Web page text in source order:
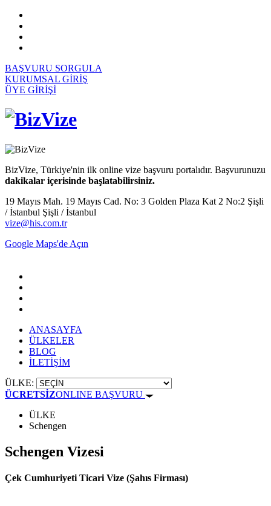
BAŞVURU SORGULA
KURUMSAL GİRİŞ
ÜYE GİRİŞİ
BizVize, Türkiye'nin ilk online vize başvuru portalıdır. Başvurunuzu
dakikalar içerisinde başlatabilirsiniz.
19 Mayıs Mah. 19 Mayıs Cad. No: 3 Golden Plaza Kat 2 No:2 Şişli
/ İstanbul Şişli / İstanbul
vize@his.com.tr
Google Maps'de Açın
ANASAYFA
ÜLKELER
BLOG
İLETİŞİM
ÜLKE:
ÜCRETSİZONLINE BAŞVURU
ÜLKE
Schengen
Schengen Vizesi
Çek Cumhuriyeti Ticari Vize (Şahıs Firması)